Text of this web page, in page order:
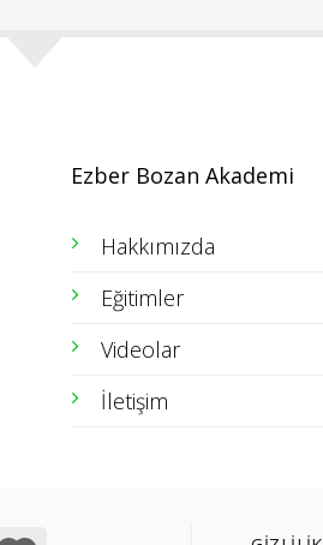
Ezber Bozan Akademi
Hakkımızda
Eğitimler
Videolar
İletişim